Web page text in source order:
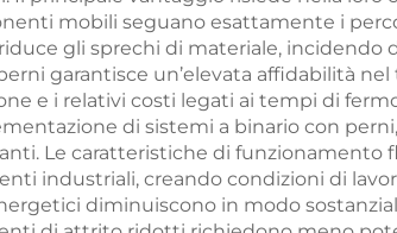
mobili seguano esattamente i
gli sprechi di materiale,
garantisce un’elevata affidabilità
e i relativi costi legati ai tempi di
di sistemi a binario con
Le caratteristiche di funzionamento
industriali, creando condizioni di
diminuiscono in modo